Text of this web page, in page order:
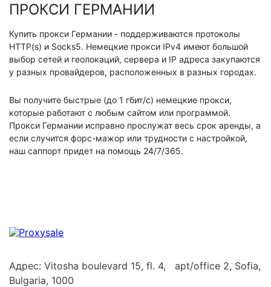
ПРОКСИ ГЕРМАНИИ
Купить прокси Германии - поддерживаются протоколы
HTTP(s) и Socks5. Немецкие прокси IPv4 имеют большой
выбор сетей и геолокаций, сервера и IP адреса закупаются
у разных провайдеров, расположенных в разных городах.
Вы получите быстрые (до 1 гбит/с) немецкие прокси,
которые работают с любым сайтом или программой.
Прокси Германии исправно прослужат весь срок аренды, а
если случится форс-мажор или трудности с настройкой,
наш саппорт придет на помощь 24/7/365.
Адрес: Vitosha boulevard 15, fl. 4, apt/office 2, Sofia,
Bulgaria, 1000